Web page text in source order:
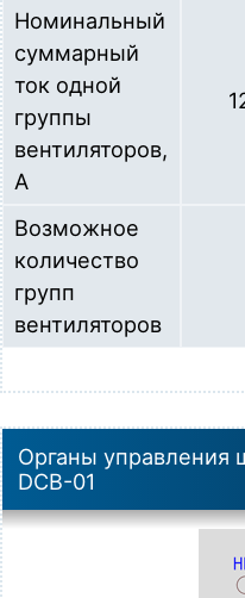
Номинальный
суммарный
ток одной
группы
вентиляторов,
А
Возможное
количество
групп
вентиляторов
Органы управления
DCB-01